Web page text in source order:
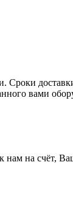
Сроки
вами
на счёт,